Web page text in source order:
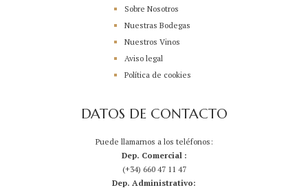
Sobre Nosotros
Nuestras Bodegas
Nuestros Vinos
Aviso legal
Política de cookies
DATOS DE CONTACTO
Puede llamarnos a los teléfonos:
Dep. Comercial :
(+34) 660 47 11 47
Dep. Administrativo: